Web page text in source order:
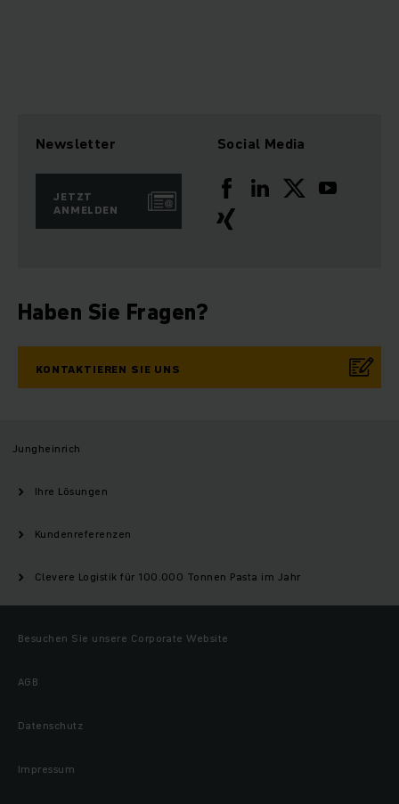
Newsletter
JETZT
ANMELDEN
Social Media
Haben Sie Fragen?
KONTAKTIEREN SIE UNS
Jungheinrich
Ihre Lösungen
Kundenreferenzen
Clevere Logistik für 100.000 Tonnen Pasta im Jahr
Besuchen Sie unsere Corporate Website
AGB
Datenschutz
Impressum